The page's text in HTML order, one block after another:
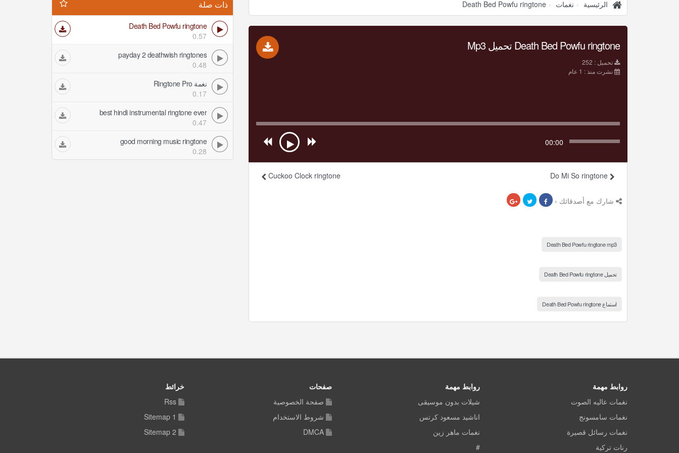
الرئيسية نغمات Death Bed Powfu ringtone
Death Bed Powfu ringtone تحميل Mp3
تحميل : 252
نشرت منذ : 1 عام
00:00
Cuckoo Clock ringtone
شارك مع أصدقائك ›
Death Bed Powfu ringtone mp3
تحميل Death Bed Powfu ringtone
استماع Death Bed Powfu ringtone
ذات صلة
Death Bed Powfu ringtone
0.57
payday 2 deathwish ringtones
0.48
نغمة Ringtone Pro
0.17
best hindi instrumental ringtone ever
0.47
good morning music ringtone
0.28
روابط مهمة
نغمات عاليه الصوت
نغمات سامسونج
نغمات رسائل قصيرة
رنات تركية
روابط مهمة
شيلات بدون موسيقى
اناشيد مسعود كرتس
نغمات ماهر زين
#
صفحات
صفحة الخصوصية
شروط الاستخدام
DMCA
خرائط
Rss
Sitemap 1
Sitemap 2